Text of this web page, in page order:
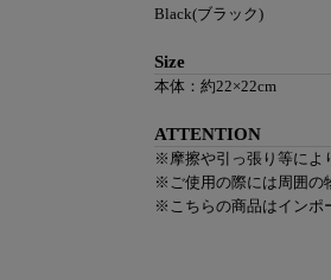
Black(ブラック)
Size
本体：約22×22cm
ATTENTION
※摩擦や引っ張り等によ
※ご使用の際には周囲の
※こちらの商品はインポ